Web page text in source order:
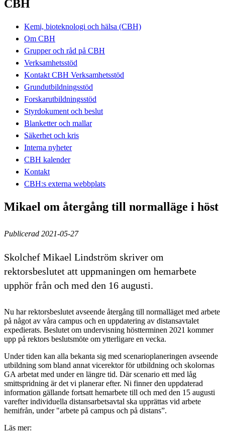
CBH
Kemi, bioteknologi och hälsa (CBH)
Om CBH
Grupper och råd på CBH
Verksamhetsstöd
Kontakt CBH Verksamhetsstöd
Grundutbildningsstöd
Forskarutbildningsstöd
Styrdokument och beslut
Blanketter och mallar
Säkerhet och kris
Interna nyheter
CBH kalender
Kontakt
CBH:s externa webbplats
Mikael om återgång till normalläge i höst
Publicerad 2021-05-27
Skolchef Mikael Lindström skriver om
rektorsbeslutet att uppmaningen om hemarbete
upphör från och med den 16 augusti.
Nu har rektorsbeslutet avseende återgång till normalläget med arbete
på något av våra campus och en uppdatering av distansavtalet
expedierats. Beslutet om undervisning höstterminen 2021 kommer
upp på rektors beslutsmöte om ytterligare en vecka.
Under tiden kan alla bekanta sig med scenarioplaneringen avseende
utbildning som bland annat vicerektor för utbildning och skolornas
GA arbetat med under en längre tid. Där scenario ett med låg
smittspridning är det vi planerar efter. Ni finner den uppdaterad
information gällande fortsatt hemarbete till och med den 15 augusti
varefter individuella distansarbetsavtal ska upprättas vid arbete
hemifrån, under "arbete på campus och på distans”.
Läs mer: